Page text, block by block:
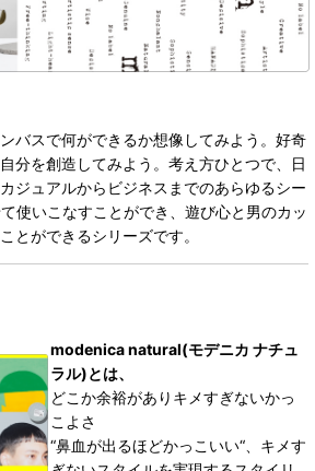
バスで何ができるか想像してみよう。好奇
分を創造してみよう。考え方ひとつで、日
ジュアルからビジネスまでのあらゆるシー
使いこなすことができ、遊び心と男のカッ
とができるシリーズです。
modenica natural(モデニカ ナチュ
ラル)とは、
どこか余裕がありキメすぎないかっ
こよさ
“鼻血が出るほどかっこいい“、キメす